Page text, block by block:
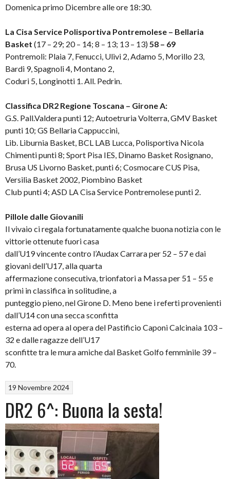
Domenica primo Dicembre alle ore 18:30.
La Cisa Service Polisportiva Pontremolese – Bellaria
Basket (17 – 29; 20 – 14; 8 – 13; 13 – 13) 58 – 69
Pontremoli: Plaia 7, Fenucci, Ulivi 2, Adamo 5, Morillo 23,
Bardi 9, Spagnoli 4, Montano 2,
Coduri 5, Longinotti 1. All. Pedrin.
Classifica DR2 Regione Toscana – Girone A:
G.S. Pall.Valdera punti 12; Autoetruria Volterra, GMV Basket
punti 10; GS Bellaria Cappuccini,
Lib. Liburnia Basket, BCL LAB Lucca, Polisportiva Nicola
Chimenti punti 8; Sport Pisa IES, Dinamo Basket Rosignano,
Brusa US Livorno Basket, punti 6; Cosmocare CUS Pisa,
Versilia Basket 2002, Piombino Basket
Club punti 4; ASD LA Cisa Service Pontremolese punti 2.
Pillole dalle Giovanili
Il vivaio ci regala fortunatamente qualche buona notizia con le
vittorie ottenute fuori casa
dall’U19 vincente contro l’Audax Carrara per 52 – 57 e dai
giovani dell’U17, alla quarta
affermazione consecutiva, trionfatori a Massa per 51 – 55 e
primi in classifica in solitudine, a
punteggio pieno, nel Girone D. Meno bene i referti provenienti
dall’U14 con una secca sconfitta
esterna ad opera al opera del Pastificio Caponi Calcinaia 103 –
32 e dalle ragazze dell’U17
sconfitte tra le mura amiche dal Basket Golfo femminile 39 –
70.
19 Novembre 2024
DR2 6^: Buona la sesta!